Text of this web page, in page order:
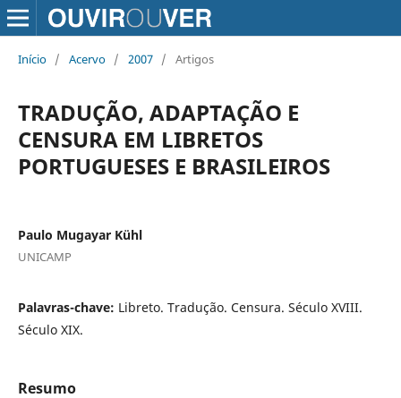
Início / Acervo / 2007 / Artigos
TRADUÇÃO, ADAPTAÇÃO E
CENSURA EM LIBRETOS
PORTUGUESES E BRASILEIROS
Paulo Mugayar Kühl
UNICAMP
Palavras-chave: Libreto. Tradução. Censura. Século XVIII.
Século XIX.
Resumo